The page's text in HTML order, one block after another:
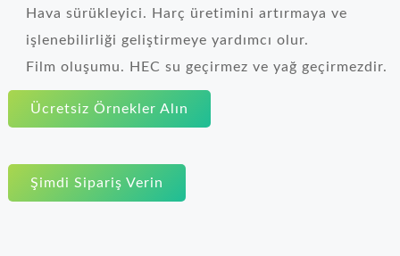
Hava sürükleyici. Harç üretimini artırmaya ve
işlenebilirliği geliştirmeye yardımcı olur.
Film oluşumu. HEC su geçirmez ve yağ geçirmezdir.
Ücretsiz Örnekler Alın
Şimdi Sipariş Verin